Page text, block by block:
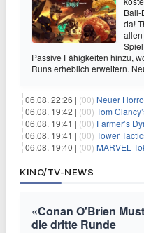
Ball-
da!
allen
Passive Fähigkeiten hinzu,
Runs erheblich erweitern.
06.08. 22:26 | (00) Neuer
06.08. 19:42 | (00) Tom Clancy’s
06.08. 19:41 | (00) Farmer’s
06.08. 19:41 | (00) Tower Tactics 2
06.08. 19:40 | (00) MARVEL
KINO/TV-NEWS
«Conan O'Brien
die dritte Runde